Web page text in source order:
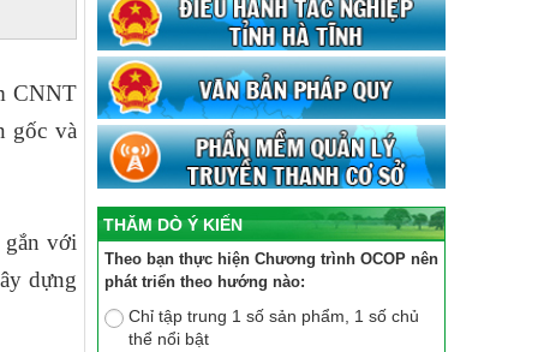
CNNT
gốc và
gắn với
dựng
THĂM DÒ Ý KIẾN
Theo bạn thực hiện Chương trình OCOP nên
phát triển theo hướng nào:
Chỉ tập trung 1 số sản phẩm, 1 số chủ
thể nổi bật